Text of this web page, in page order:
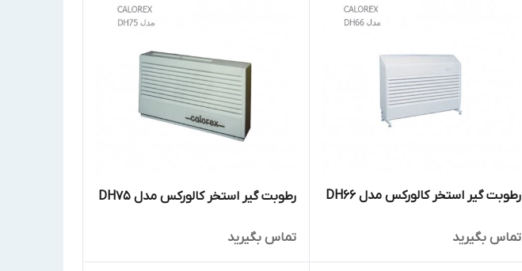
رطوبت گیر استخر کالورکس مدل DH66
تماس بگیرید
رطوبت گیر استخر کالورکس مدل DH75
تماس بگیرید